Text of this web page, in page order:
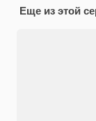
Еще из этой